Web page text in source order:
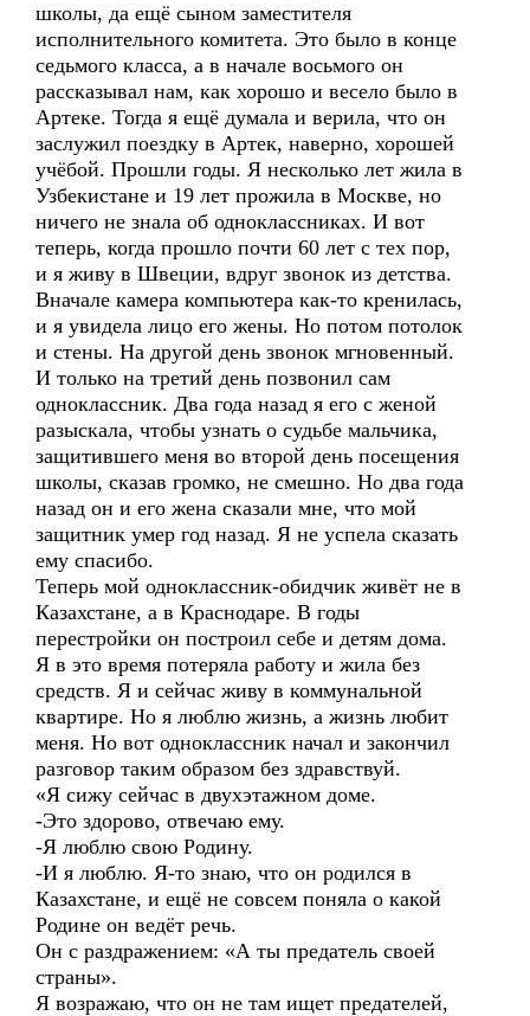
школы, да ещё сыном заместителя
исполнительного комитета. Это было в конце
седьмого класса, а в начале восьмого он
рассказывал нам, как хорошо и весело было в
Артеке. Тогда я ещё думала и верила, что он
заслужил поездку в Артек, наверно, хорошей
учёбой. Прошли годы. Я несколько лет жила в
Узбекистане и 19 лет прожила в Москве, но
ничего не знала об одноклассниках. И вот
теперь, когда прошло почти 60 лет с тех пор,
и я живу в Швеции, вдруг звонок из детства.
Вначале камера компьютера как-то кренилась,
и я увидела лицо его жены. Но потом потолок
и стены. На другой день звонок мгновенный.
И только на третий день позвонил сам
одноклассник. Два года назад я его с женой
разыскала, чтобы узнать о судьбе мальчика,
защитившего меня во второй день посещения
школы, сказав громко, не смешно. Но два года
назад он и его жена сказали мне, что мой
защитник умер год назад. Я не успела сказать
ему спасибо.
Теперь мой одноклассник-обидчик живёт не в
Казахстане, а в Краснодаре. В годы
перестройки он построил себе и детям дома.
Я в это время потеряла работу и жила без
средств. Я и сейчас живу в коммунальной
квартире. Но я люблю жизнь, а жизнь любит
меня. Но вот одноклассник начал и закончил
разговор таким образом без здравствуй.
«Я сижу сейчас в двухэтажном доме.
-Это здорово, отвечаю ему.
-Я люблю свою Родину.
-И я люблю. Я-то знаю, что он родился в
Казахстане, и ещё не совсем поняла о какой
Родине он ведёт речь.
Он с раздражением: «А ты предатель своей
страны».
Я возражаю, что он не там ищет предателей,